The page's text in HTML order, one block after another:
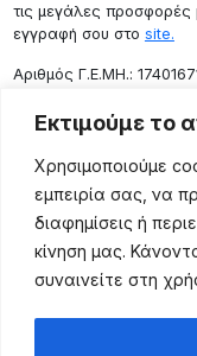
Εκτιμούμε το
Χρησιμοποιούμε
εμπειρία σας, να
διαφημίσεις ή
κίνηση μας.
συναινείτε στη
τις μεγάλες
εγγραφή σου στο site.
Aριθμός Γ.Ε.ΜΗ.:
Επικοινωνία
Ρόδου 133, Αθήνα
(+30) 211 725 5427
Χρήσιμες